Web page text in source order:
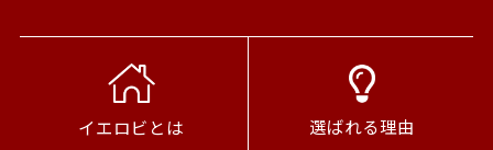
イエロビとは 選ばれる理由